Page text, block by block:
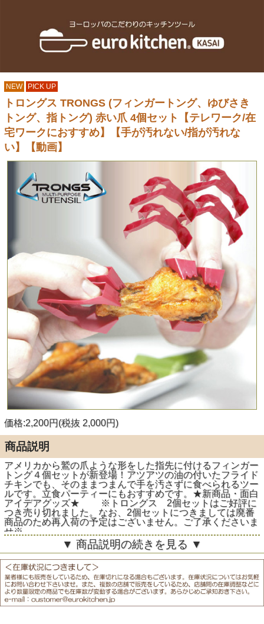
NEW PICK UP
トロングス TRONGS (フィンガートング、ゆびさき
トング、指トング) 赤い爪 4個セット【テレワーク/在
宅ワークにおすすめ】【手が汚れない/指が汚れな
い】【動画】
価格:2,200円(税抜 2,000円)
商品説明
アメリカから鷲の爪ような形をした指先に付けるフィンガー
トング４個セットが新登場！アツアツの油の付いたフライド
チキンでも、そのままつまんで手を汚さずに食べられるツー
ルです。立食パーティーにもおすすめです。★新商品・面白
アイデアグッズ★ ※トロングス 2個セットはご好評に
つき売り切れました。なお、2個セットにつきましては廃番
商品のため再入荷の予定はございません。ご了承くださいま
せ※
▼ 商品説明の続きを見る ▼